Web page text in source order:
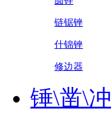
链锯锉
什锦锉
修边器
锤\凿\冲